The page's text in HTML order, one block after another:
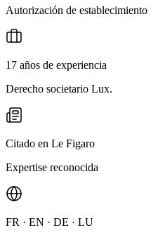
Autorización de establecimiento
17 años de experiencia
Derecho societario Lux.
Citado en Le Figaro
Expertise reconocida
FR · EN · DE · LU